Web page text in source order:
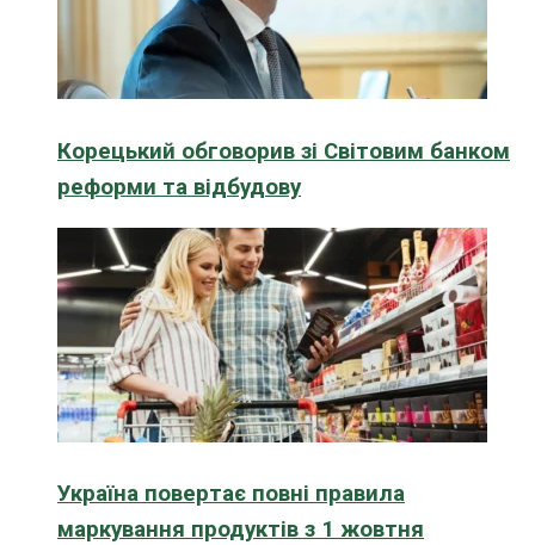
Корецький обговорив зі Світовим банком
реформи та відбудову
Україна повертає повні правила
маркування продуктів з 1 жовтня